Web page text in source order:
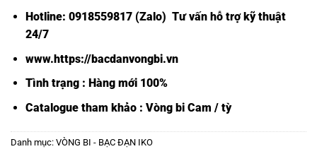
Hotline: 0918559817 (Zalo) Tư vấn hỗ trợ kỹ thuật
24/7
www.https://bacdanvongbi.vn
Tình trạng : Hàng mới 100%
Catalogue tham khảo : Vòng bi Cam / tỳ
Danh mục: VÒNG BI - BẠC ĐẠN IKO